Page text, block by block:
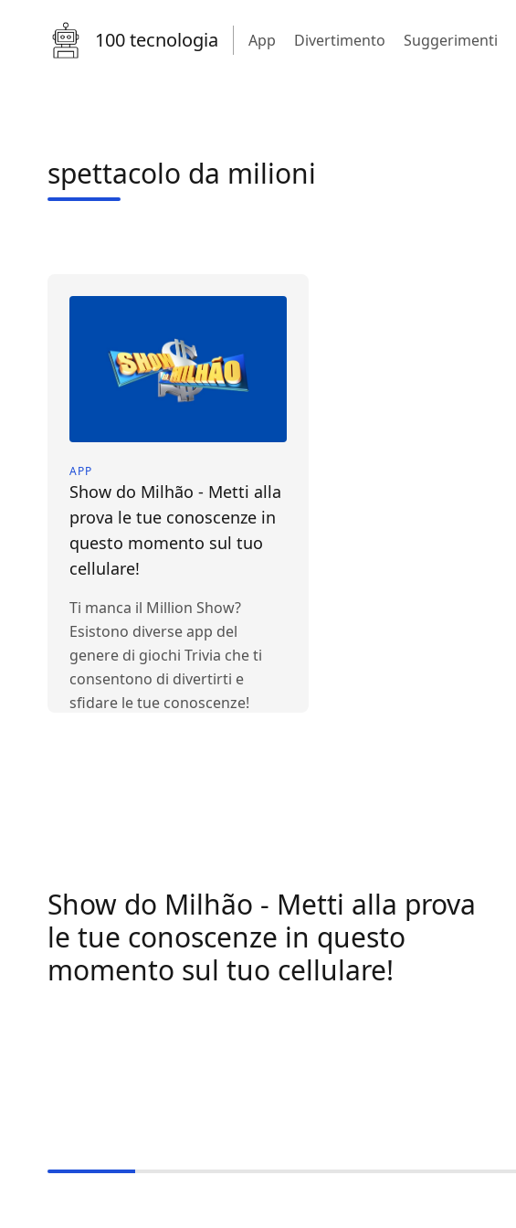
100 tecnologia App Divertimento Suggerimenti
spettacolo da milioni
APP
Show do Milhão - Metti alla
prova le tue conoscenze in
questo momento sul tuo
cellulare!
Ti manca il Million Show?
Esistono diverse app del
genere di giochi Trivia che ti
consentono di divertirti e
sfidare le tue conoscenze!
Show do Milhão - Metti alla prova
le tue conoscenze in questo
momento sul tuo cellulare!